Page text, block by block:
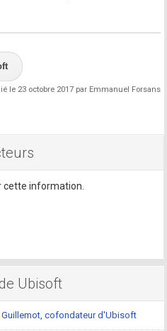
le 23 octobre 2017 par Emmanuel Forsans
cette information.
Ubisoft
cofondateur d'Ubisoft